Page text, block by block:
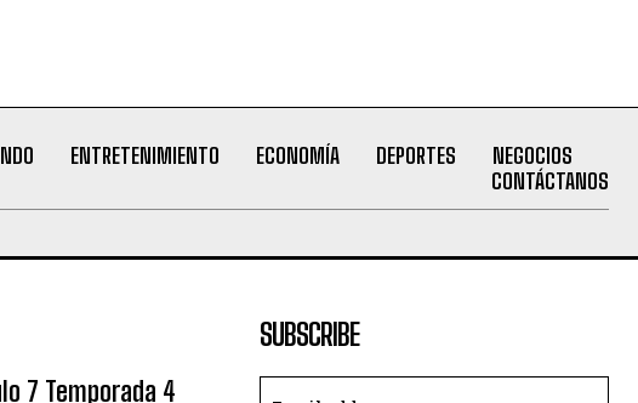
ENTRETENIMIENTO ECONOMÍA DEPORTES
NEGOCIOS
CONTÁCTANOS
7 Temporada 4
SUBSCRIBE